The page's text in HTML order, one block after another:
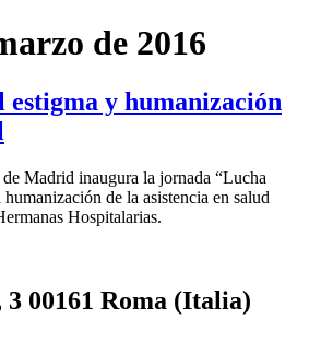
de 2016
y humanización
Madrid inaugura la jornada “Lucha
de la asistencia en salud
Hospitalarias.
3 00161 Roma (Italia)